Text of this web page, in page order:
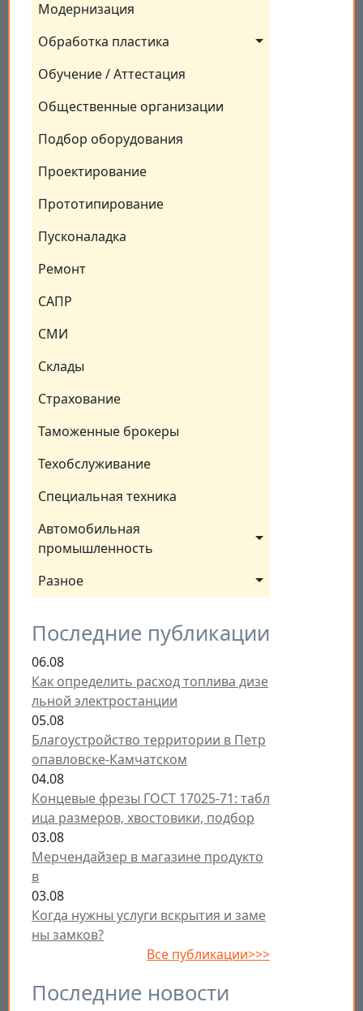
Модернизация
Обработка пластика
Обучение / Аттестация
Общественные организации
Подбор оборудования
Проектирование
Прототипирование
Пусконаладка
Ремонт
САПР
СМИ
Склады
Страхование
Таможенные брокеры
Техобслуживание
Специальная техника
Автомобильная
промышленность
Разное
Последние публикации
06.08
Как определить расход топлива дизе
льной электростанции
05.08
Благоустройство территории в Петр
опавловске-Камчатском
04.08
Концевые фрезы ГОСТ 17025-71: табл
ица размеров, хвостовики, подбор
03.08
Мерчендайзер в магазине продукто
в
03.08
Когда нужны услуги вскрытия и заме
ны замков?
Все публикации>>>
Последние новости